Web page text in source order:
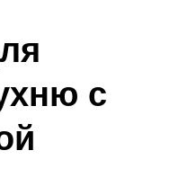
с